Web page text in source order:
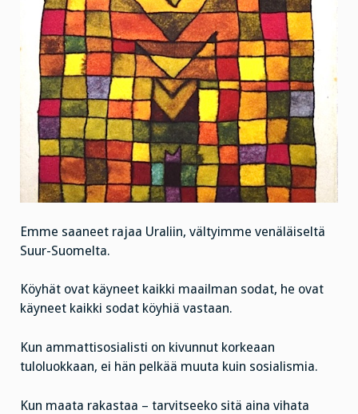
Emme saaneet rajaa Uraliin, vältyimme venäläiseltä
Suur-Suomelta.
Köyhät ovat käyneet kaikki maailman sodat, he ovat
käyneet kaikki sodat köyhiä vastaan.
Kun ammattisosialisti on kivunnut korkeaan
tuloluokkaan, ei hän pelkää muuta kuin sosialismia.
Kun maata rakastaa – tarvitseeko sitä aina vihata